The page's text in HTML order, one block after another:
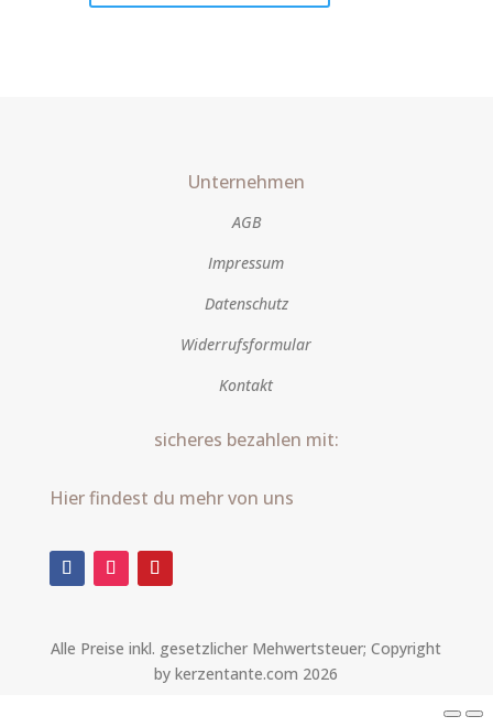
Unternehmen
AGB
Impressum
Datenschutz
Widerrufsformular
Kontakt
sicheres bezahlen mit:
Hier findest du mehr von uns
Alle Preise inkl. gesetzlicher Mehwertsteuer; Copyright
by kerzentante.com 2026